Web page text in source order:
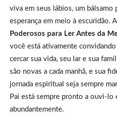
viva em seus lábios, um bálsamo
esperança em meio à escuridão.
Poderosos para Ler Antes da
você está ativamente convidando
cercar sua vida, seu lar e sua
são novas a cada manhã, e sua
jornada espiritual seja sempre
Pai está sempre pronto a ouvi-lo
abundantemente.